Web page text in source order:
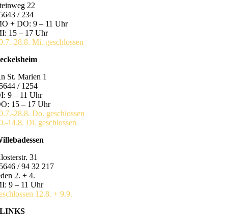
22
/ 234
+ DO: 9 – 11 Uhr
15 – 17 Uhr
28.8. Mi. geschlossen
St. Marien 1
/ 1254
9 – 11 Uhr
15 – 17 Uhr
28.8. Do. geschlossen
14.8. Di. geschlossen
31
/ 94 32 217
2. + 4.
9 – 11 Uhr
12.8. + 9.9.
LINKS